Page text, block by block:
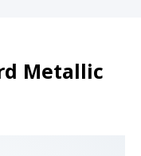
Metallic